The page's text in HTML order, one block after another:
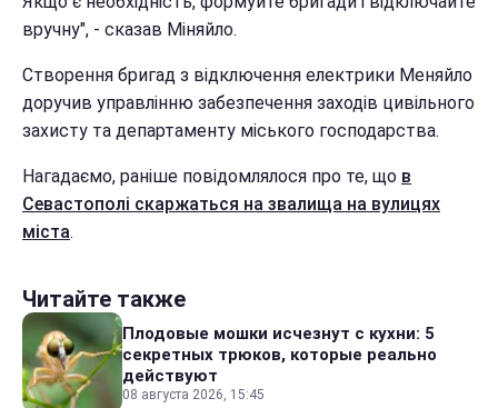
вручну", - сказав Міняйло.
Створення бригад з відключення електрики Меняйло
доручив управлінню забезпечення заходів цивільного
захисту та департаменту міського господарства.
Нагадаємо, раніше повідомлялося про те, що в
Севастополі скаржаться на звалища на вулицях
міста.
Читайте также
Плодовые мошки исчезнут с кухни: 5
секретных трюков, которые реально
действуют
08 августа 2026, 15:45